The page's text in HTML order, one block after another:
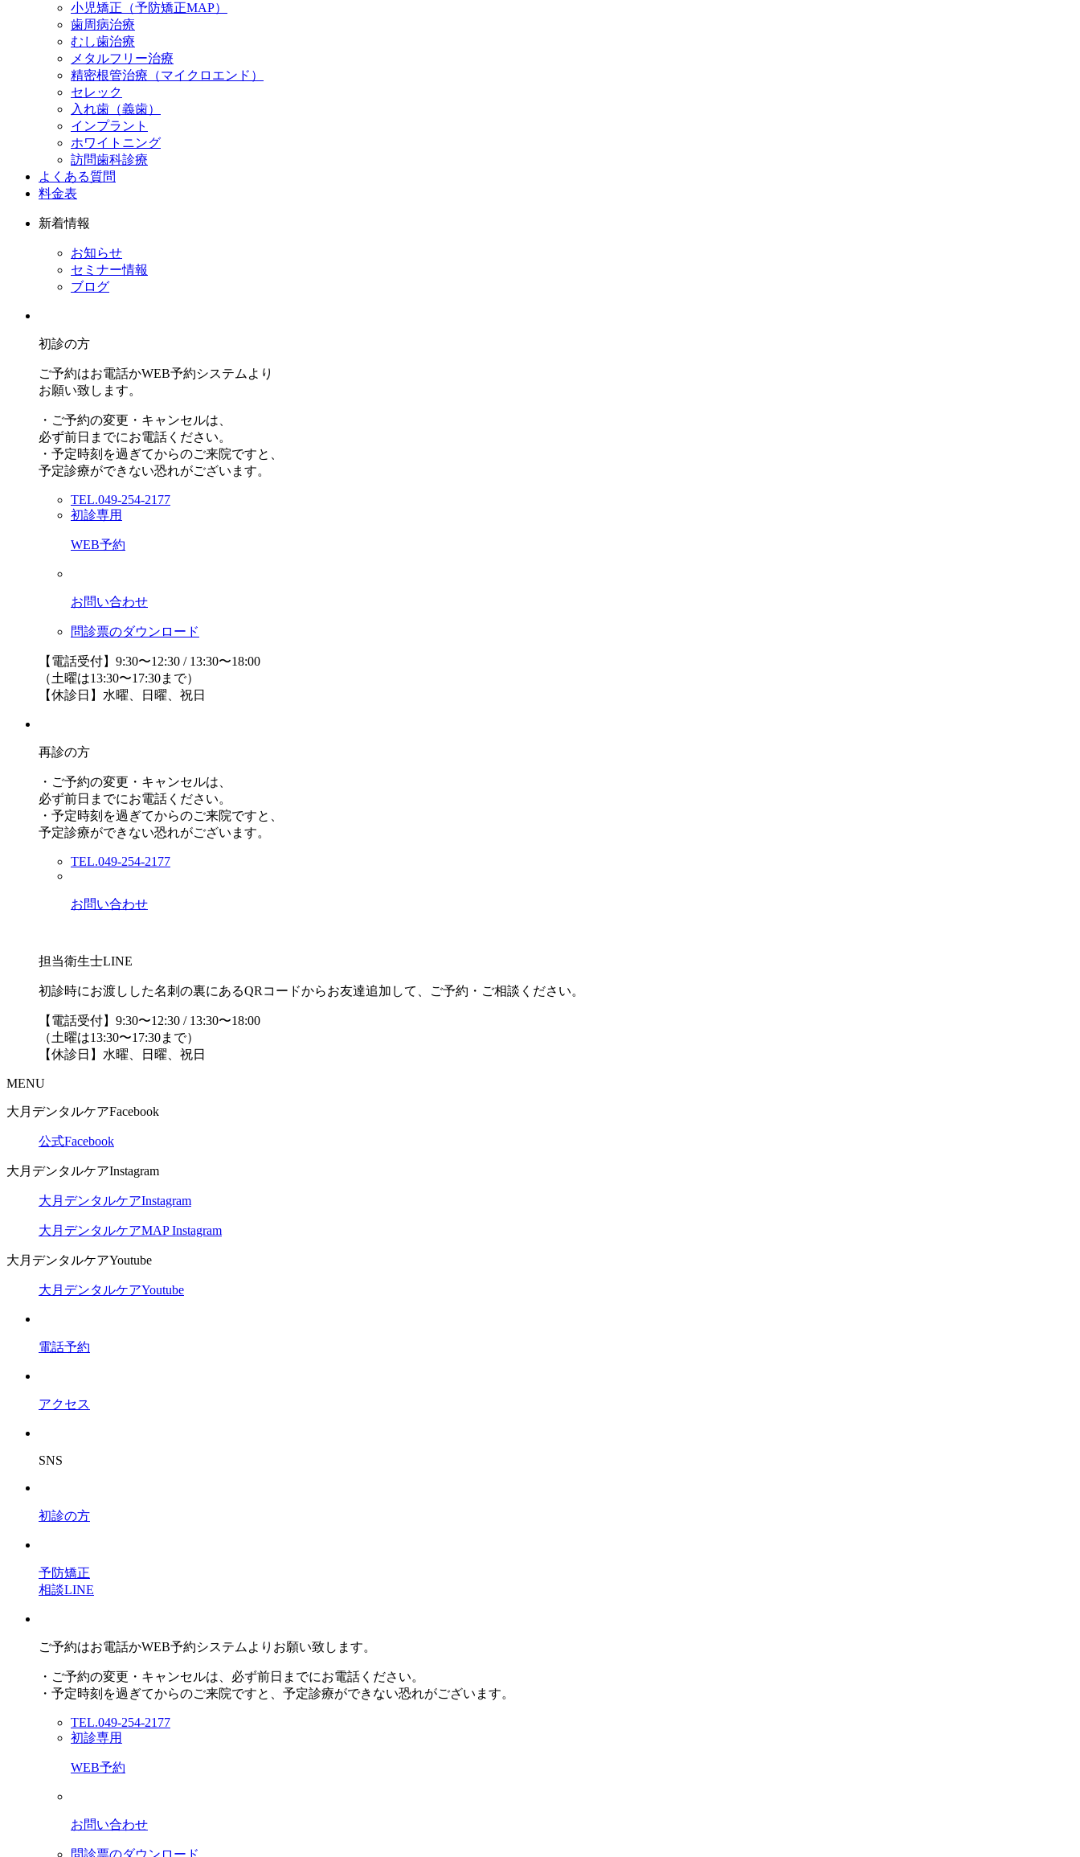
小児矯正（予防矯正MAP）
歯周病治療
むし歯治療
メタルフリー治療
精密根管治療（マイクロエンド）
セレック
入れ歯（義歯）
インプラント
ホワイトニング
訪問歯科診療
よくある質問
料金表
新着情報
お知らせ
セミナー情報
ブログ
初診の方
ご予約はお電話かWEB予約システムより
お願い致します。
・ご予約の変更・キャンセルは、
必ず前日までにお電話ください。
・予定時刻を過ぎてからのご来院ですと、
予定診療ができない恐れがございます。
TEL.049-254-2177
初診専用
WEB予約
お問い合わせ
問診票のダウンロード
【電話受付】9:30〜12:30 / 13:30〜18:00
（土曜は13:30〜17:30まで）
【休診日】水曜、日曜、祝日
再診の方
・ご予約の変更・キャンセルは、
必ず前日までにお電話ください。
・予定時刻を過ぎてからのご来院ですと、
予定診療ができない恐れがございます。
TEL.049-254-2177
お問い合わせ
担当衛生士LINE
初診時にお渡しした名刺の裏にあるQRコードからお友達追加して、ご予約・ご相談ください。
【電話受付】9:30〜12:30 / 13:30〜18:00
（土曜は13:30〜17:30まで）
【休診日】水曜、日曜、祝日
MENU
大月デンタルケアFacebook
公式Facebook
大月デンタルケアInstagram
大月デンタルケアInstagram
大月デンタルケアMAP Instagram
大月デンタルケアYoutube
大月デンタルケアYoutube
電話予約
アクセス
SNS
初診の方
予防矯正
相談LINE
ご予約はお電話かWEB予約システムよりお願い致します。
・ご予約の変更・キャンセルは、必ず前日までにお電話ください。
・予定時刻を過ぎてからのご来院ですと、予定診療ができない恐れがございます。
TEL.049-254-2177
初診専用
WEB予約
お問い合わせ
問診票のダウンロード